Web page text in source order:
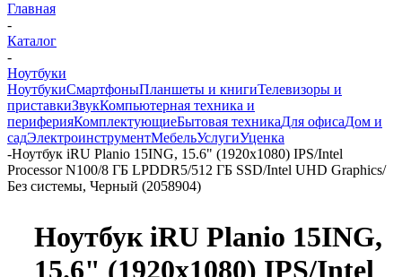
Главная
-
Каталог
-
Ноутбуки
НоутбукиСмартфоныПланшеты и книгиТелевизоры и
приставкиЗвукКомпьютерная техника и
периферияКомплектующиеБытовая техникаДля офисаДом и
садЭлектроинструментМебельУслугиУценка
-Ноутбук iRU Planio 15ING, 15.6" (1920x1080) IPS/Intel
Processor N100/8 ГБ LPDDR5/512 ГБ SSD/Intel UHD Graphics/
Без системы, Черный (2058904)
Ноутбук iRU Planio 15ING,
15.6" (1920x1080) IPS/Intel